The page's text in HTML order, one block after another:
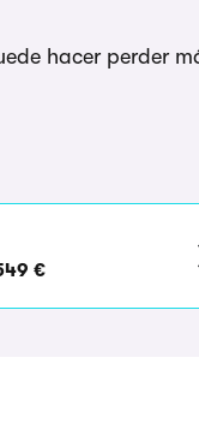
hacer perder
€